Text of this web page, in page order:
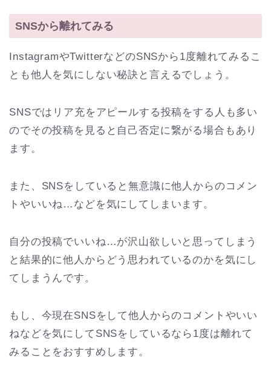
SNSから離れてみる
InstagramやTwitterなどのSNSから1度離れてみるこ
とも他人を気にしない秘訣と言えるでしょう。
SNSではリア充をアピールする投稿をする人も多い
のでその投稿を見ると自己否定に繋がる場合もあり
ます。
また、SNSをしていると無意識に他人からのコメン
トやいいね…などを気にしてしまいます。
自分の投稿でいいね…が沢山欲しいと思ってしまう
と結果的に他人からどう思われているのかを気にし
てしまうんです。
もし、今現在SNSをして他人からのコメントやいい
ねなどを気にしてSNSをしているなら1度は離れて
みることをおすすめします。